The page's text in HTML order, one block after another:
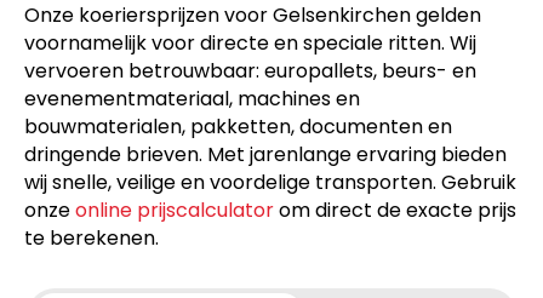
Onze koeriersprijzen voor Gelsenkirchen gelden
voornamelijk voor directe en speciale ritten. Wij
vervoeren betrouwbaar: europallets, beurs- en
evenementmateriaal, machines en
bouwmaterialen, pakketten, documenten en
dringende brieven. Met jarenlange ervaring bieden
wij snelle, veilige en voordelige transporten. Gebruik
onzeonline prijscalculatorom direct de exacte prijs
te berekenen.